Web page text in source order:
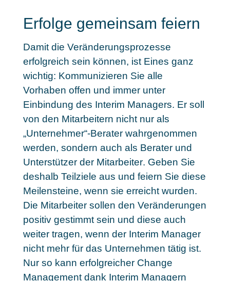
Erfolge gemeinsam feiern
Damit die Veränderungsprozesse
erfolgreich sein können, ist Eines ganz
wichtig: Kommunizieren Sie alle
Vorhaben offen und immer unter
Einbindung des Interim Managers. Er soll
von den Mitarbeitern nicht nur als
„Unternehmer“-Berater wahrgenommen
werden, sondern auch als Berater und
Unterstützer der Mitarbeiter. Geben Sie
deshalb Teilziele aus und feiern Sie diese
Meilensteine, wenn sie erreicht wurden.
Die Mitarbeiter sollen den Veränderungen
positiv gestimmt sein und diese auch
weiter tragen, wenn der Interim Manager
nicht mehr für das Unternehmen tätig ist.
Nur so kann erfolgreicher Change
Management dank Interim Managern